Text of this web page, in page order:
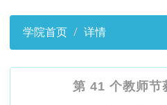
学院首页 详情
第 41 个教师节